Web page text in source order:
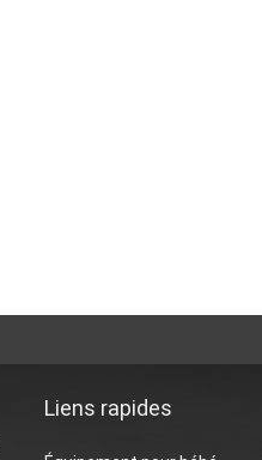
Liens rapides